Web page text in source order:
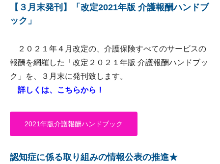
【３月末発刊】「改定2021年版 介護報酬ハンドブ
ック」
２０２１年４月改定の、介護保険すべてのサービスの
報酬を網羅した「改定２０２１年版 介護報酬ハンドブッ
ク」を、３月末に発刊致します。
詳しくは、こちらから！
2021年版介護報酬ハンドブック
認知症に係る取り組みの情報公表の推進★